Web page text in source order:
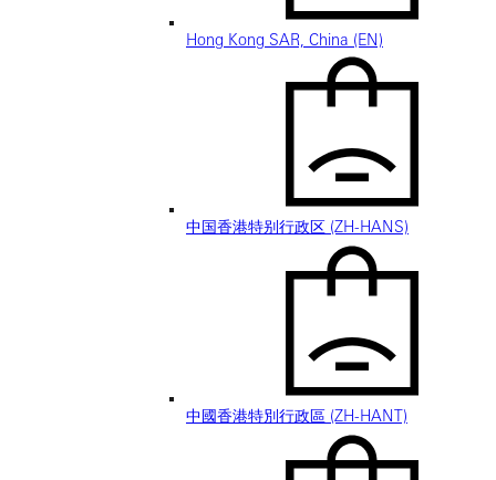
Hong Kong SAR, China (EN)
中国香港特别行政区 (ZH-HANS)
中國香港特別行政區 (ZH-HANT)